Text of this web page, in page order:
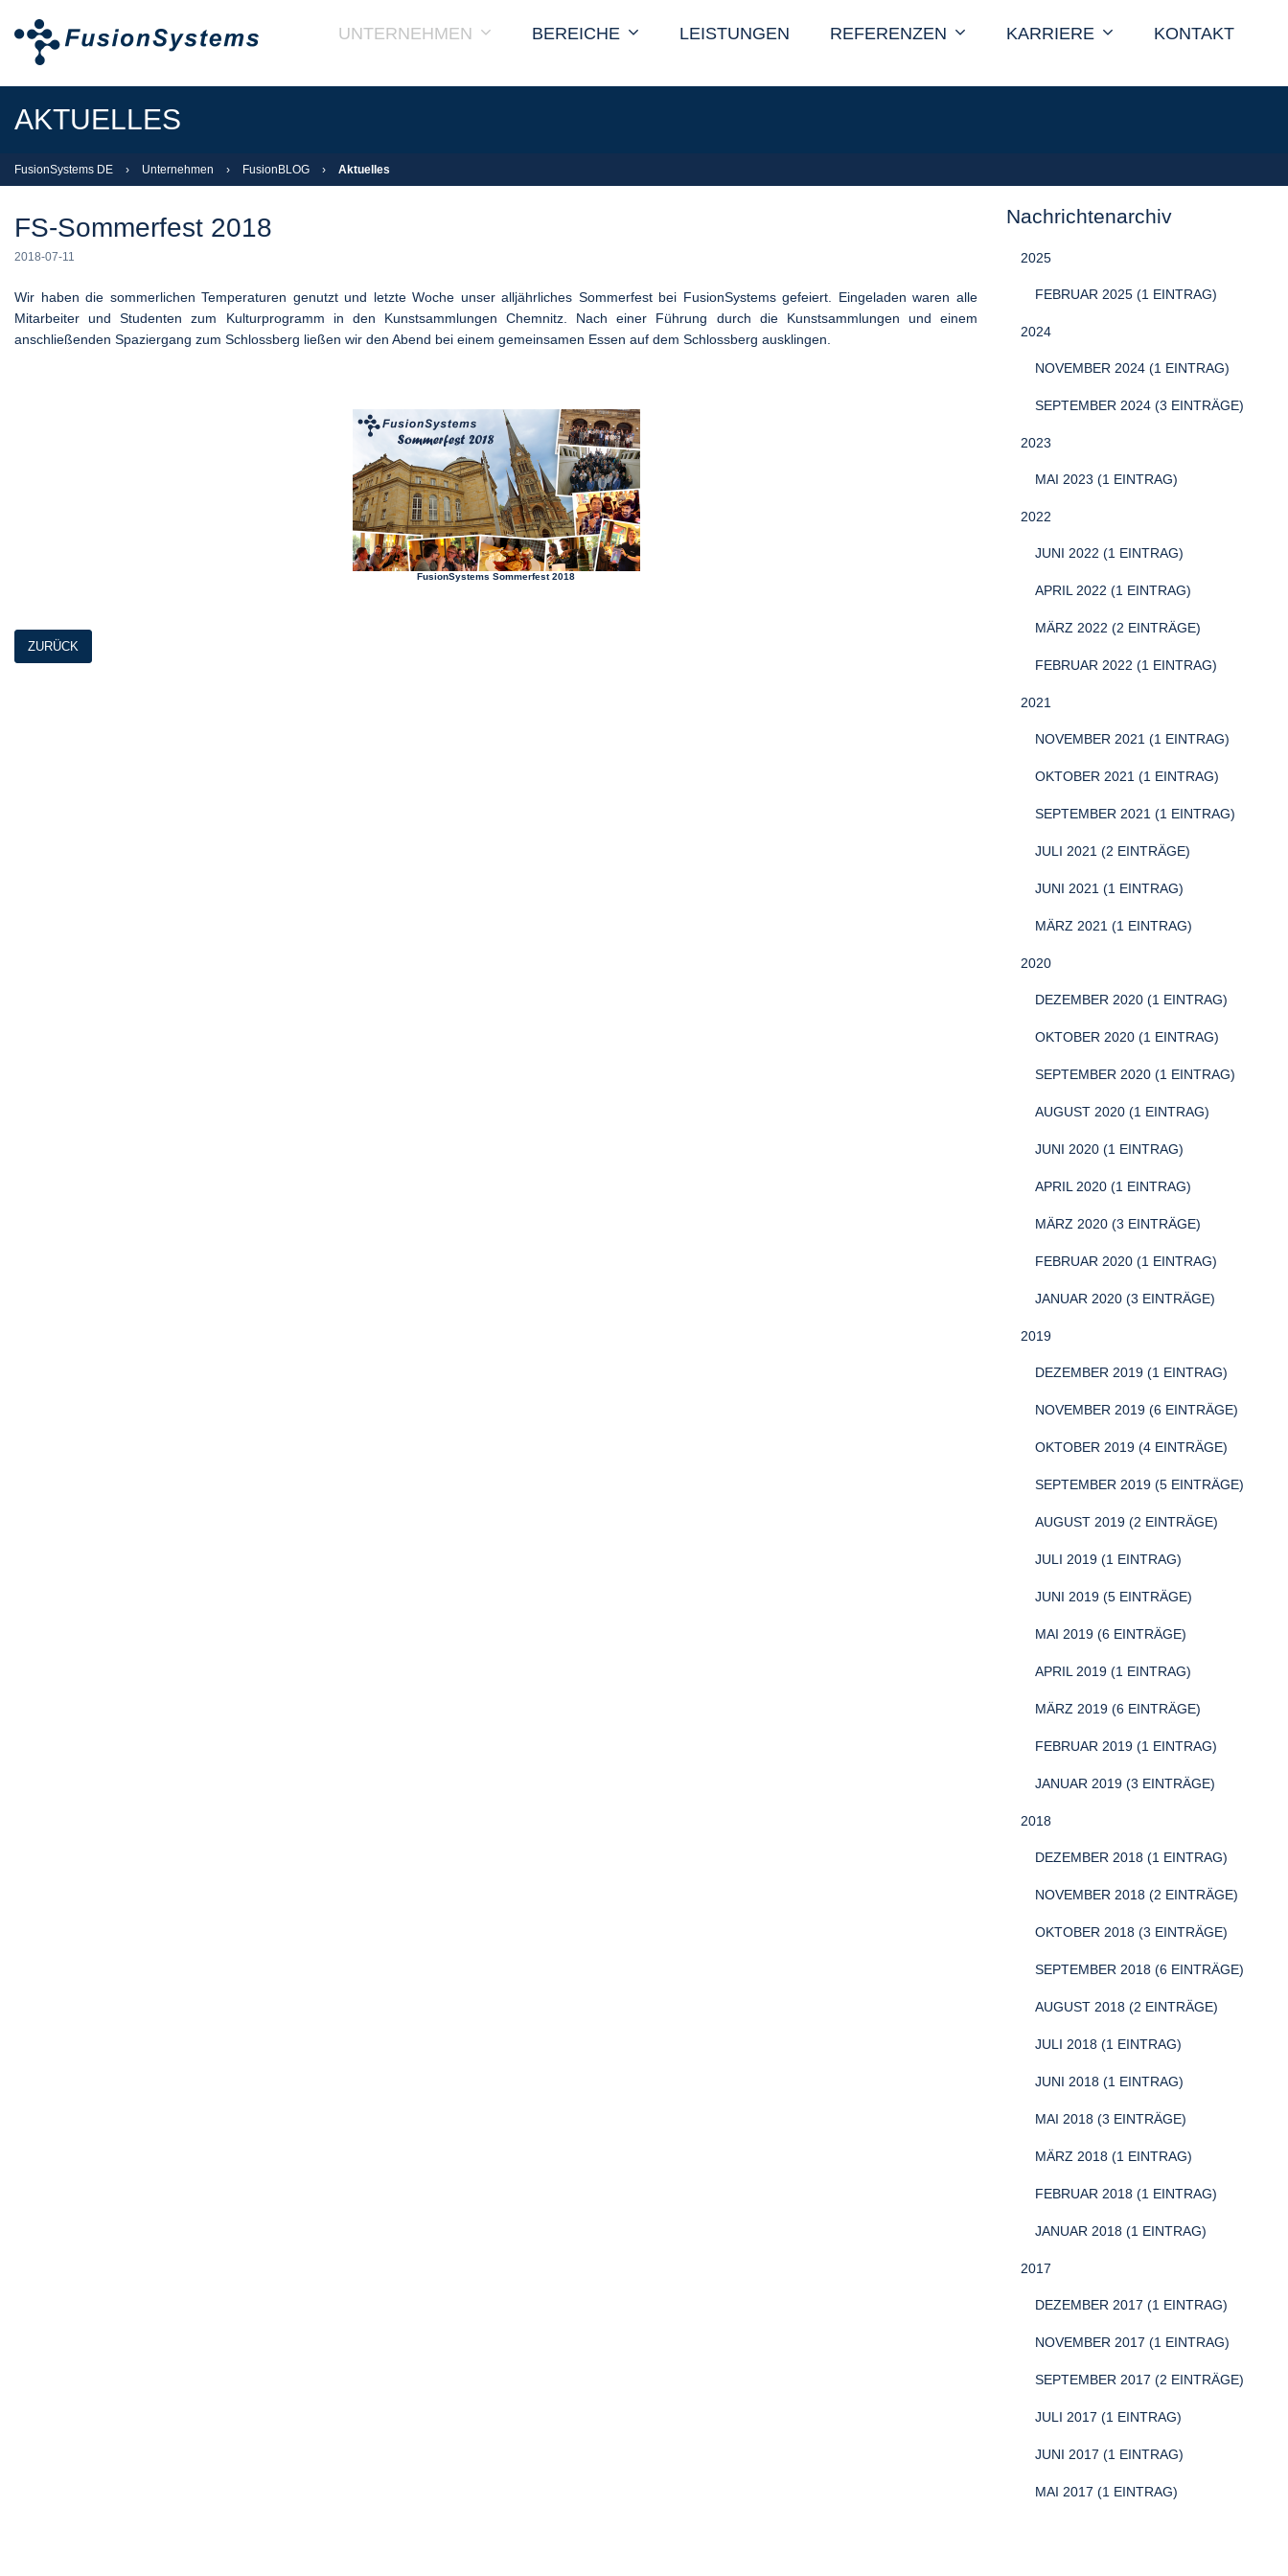
UNTERNEHMEN BEREICHE LEISTUNGEN REFERENZEN KARRIERE KONTAKT
AKTUELLES
FusionSystems DE › Unternehmen › FusionBLOG › Aktuelles
FS-Sommerfest 2018
2018-07-11
Wir haben die sommerlichen Temperaturen genutzt und letzte Woche unser alljährliches Sommerfest bei FusionSystems gefeiert. Eingeladen waren alle
Mitarbeiter und Studenten zum Kulturprogramm in den Kunstsammlungen Chemnitz. Nach einer Führung durch die Kunstsammlungen und einem
anschließenden Spaziergang zum Schlossberg ließen wir den Abend bei einem gemeinsamen Essen auf dem Schlossberg ausklingen.
FusionSystems Sommerfest 2018
ZURÜCK
Nachrichtenarchiv
2025
FEBRUAR 2025 (1 EINTRAG)
2024
NOVEMBER 2024 (1 EINTRAG)
SEPTEMBER 2024 (3 EINTRÄGE)
2023
MAI 2023 (1 EINTRAG)
2022
JUNI 2022 (1 EINTRAG)
APRIL 2022 (1 EINTRAG)
MÄRZ 2022 (2 EINTRÄGE)
FEBRUAR 2022 (1 EINTRAG)
2021
NOVEMBER 2021 (1 EINTRAG)
OKTOBER 2021 (1 EINTRAG)
SEPTEMBER 2021 (1 EINTRAG)
JULI 2021 (2 EINTRÄGE)
JUNI 2021 (1 EINTRAG)
MÄRZ 2021 (1 EINTRAG)
2020
DEZEMBER 2020 (1 EINTRAG)
OKTOBER 2020 (1 EINTRAG)
SEPTEMBER 2020 (1 EINTRAG)
AUGUST 2020 (1 EINTRAG)
JUNI 2020 (1 EINTRAG)
APRIL 2020 (1 EINTRAG)
MÄRZ 2020 (3 EINTRÄGE)
FEBRUAR 2020 (1 EINTRAG)
JANUAR 2020 (3 EINTRÄGE)
2019
DEZEMBER 2019 (1 EINTRAG)
NOVEMBER 2019 (6 EINTRÄGE)
OKTOBER 2019 (4 EINTRÄGE)
SEPTEMBER 2019 (5 EINTRÄGE)
AUGUST 2019 (2 EINTRÄGE)
JULI 2019 (1 EINTRAG)
JUNI 2019 (5 EINTRÄGE)
MAI 2019 (6 EINTRÄGE)
APRIL 2019 (1 EINTRAG)
MÄRZ 2019 (6 EINTRÄGE)
FEBRUAR 2019 (1 EINTRAG)
JANUAR 2019 (3 EINTRÄGE)
2018
DEZEMBER 2018 (1 EINTRAG)
NOVEMBER 2018 (2 EINTRÄGE)
OKTOBER 2018 (3 EINTRÄGE)
SEPTEMBER 2018 (6 EINTRÄGE)
AUGUST 2018 (2 EINTRÄGE)
JULI 2018 (1 EINTRAG)
JUNI 2018 (1 EINTRAG)
MAI 2018 (3 EINTRÄGE)
MÄRZ 2018 (1 EINTRAG)
FEBRUAR 2018 (1 EINTRAG)
JANUAR 2018 (1 EINTRAG)
2017
DEZEMBER 2017 (1 EINTRAG)
NOVEMBER 2017 (1 EINTRAG)
SEPTEMBER 2017 (2 EINTRÄGE)
JULI 2017 (1 EINTRAG)
JUNI 2017 (1 EINTRAG)
MAI 2017 (1 EINTRAG)